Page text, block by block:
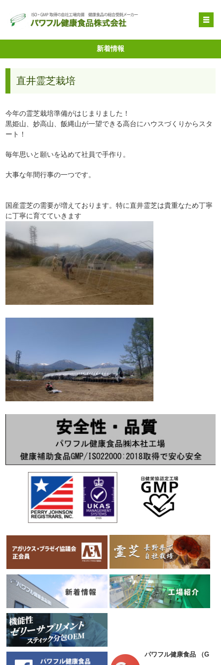
OEM受託製造
原料提供
品質管理・取得特許
企業情報
新着情報
直井霊芝栽培
今年の霊芝栽培準備がはじまりました！
黒姫山、妙高山、飯縄山が一望できる高台にハウスづくりからスタ
ート！
毎年思いと願いを込めて社員で手作り。
大事な年間行事の一つです。
国産霊芝の需要が増えております。特に直井霊芝は貴重なため丁寧
に丁寧に育てていきます
パワフル健康食品 （